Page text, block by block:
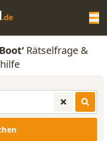
HILFE
GENERATOR
Rätselfrage &